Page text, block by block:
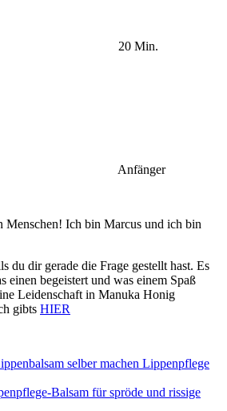
20 Min.
Anfänger
Menschen! Ich bin Marcus und ich bin
du dir gerade die Frage gestellt hast. Es
einen begeistert und was einem Spaß
Leidenschaft in Manuka Honig
gibts HIER
Balsam für spröde und rissige